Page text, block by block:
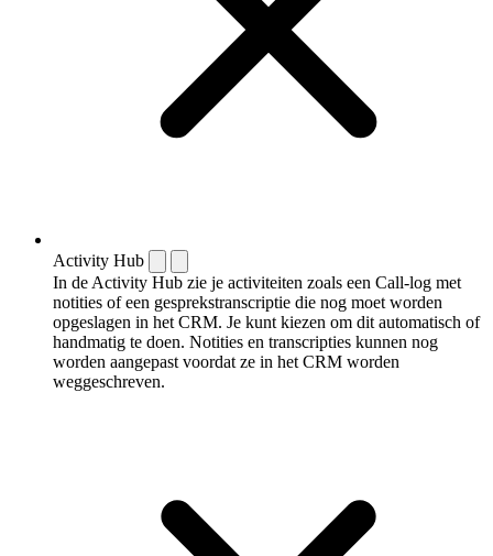
Activity Hub
In de Activity Hub zie je activiteiten zoals een Call-log met
notities of een gespreks­transcriptie die nog moet worden
opgeslagen in het CRM. Je kunt kiezen om dit automatisch of
handmatig te doen. Notities en transcripties kunnen nog
worden aangepast voordat ze in het CRM worden
weggeschreven.